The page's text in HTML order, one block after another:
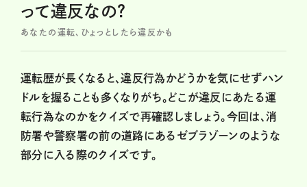
って違反なの？
あなたの運転、ひょっとしたら違反かも
運転歴が長くなると、違反行為かどうかを気にせずハン
ドルを握ることも多くなりがち。どこが違反にあたる運
転行為なのかをクイズで再確認しましょう。今回は、消
防署や警察署の前の道路にあるゼブラゾーンのような
部分に入る際のクイズです。